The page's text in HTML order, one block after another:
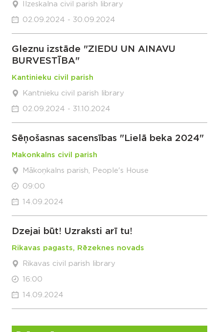
Ilzeskalna civil parish library
02.09.2024 - 30.09.2024
Gleznu izstāde "ZIEDU UN AINAVU
BURVESTĪBA"
Kantinieku civil parish
Kantnieku civil parish library
02.09.2024 - 31.10.2024
Sēņošasnas sacensības "Lielā beka 2024"
Makonkalns civil parish
Mākoņkalns parish, People's House
09:00
14.09.2024
Dzejai būt! Uzraksti arī tu!
Rikavas pagasts, Rēzeknes novads
Rikavas civil parish library
16:00
14.09.2024